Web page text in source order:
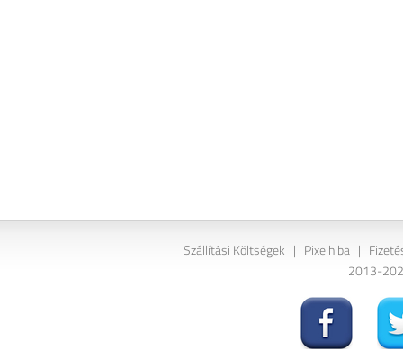
Szállítási Költségek | Pixelhiba |
2013-